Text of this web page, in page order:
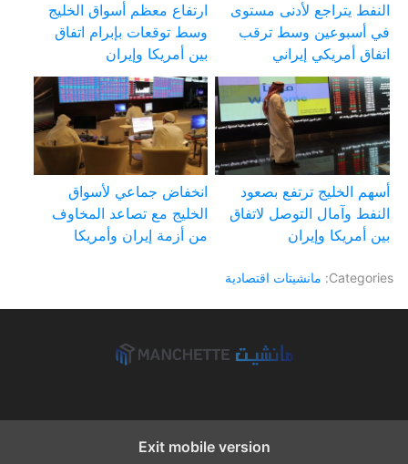
النفط يتراجع لأدنى مستوى
في أسبوعين وسط ترقب
اتفاق أمريكي إيراني
ارتفاع معظم أسواق الخليج
وسط توقعات بإبرام اتفاق
بين أمريكا وإيران
أسهم الخليج ترتفع بصعود
النفط وآمال التوصل لاتفاق
بين أمريكا وإيران
انخفاض جماعي لأسواق
الخليج مع تصاعد المخاوف
من أزمة إيران وأمريكا
Categories: مانشيتات اقتصادية
Exit mobile version